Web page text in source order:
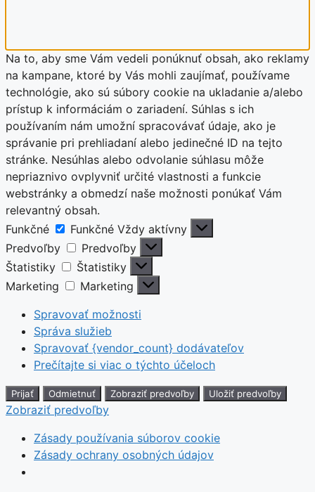
Na to, aby sme Vám vedeli ponúknuť obsah, ako reklamy
na kampane, ktoré by Vás mohli zaujímať, používame
technológie, ako sú súbory cookie na ukladanie a/alebo
prístup k informáciám o zariadení. Súhlas s ich
používaním nám umožní spracovávať údaje, ako je
správanie pri prehliadaní alebo jedinečné ID na tejto
stránke. Nesúhlas alebo odvolanie súhlasu môže
nepriaznivo ovplyvniť určité vlastnosti a funkcie
webstránky a obmedzí naše možnosti ponúkať Vám
relevantný obsah.
Funkčné
Funkčné Vždy aktívny
Predvoľby
Predvoľby
Štatistiky
Štatistiky
Marketing
Marketing
Spravovať možnosti
Správa služieb
Spravovať {vendor_count} dodávateľov
Prečítajte si viac o týchto účeloch
Prijať Odmietnuť Zobraziť predvoľby Uložiť predvoľby
Zobraziť predvoľby
Zásady používania súborov cookie
Zásady ochrany osobných údajov